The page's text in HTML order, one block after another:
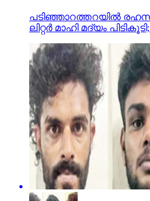
പടിഞ്ഞാറത്തറയില്‍
ലിറ്റര്‍ മാഹി മദ്യം